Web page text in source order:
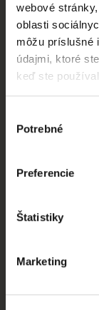
webové
oblasti
môžu príslušné
údajmi, ktoré
keď ste
súhlasu
Potrebné
Preferencie
Štatistiky
Marketing
európskych